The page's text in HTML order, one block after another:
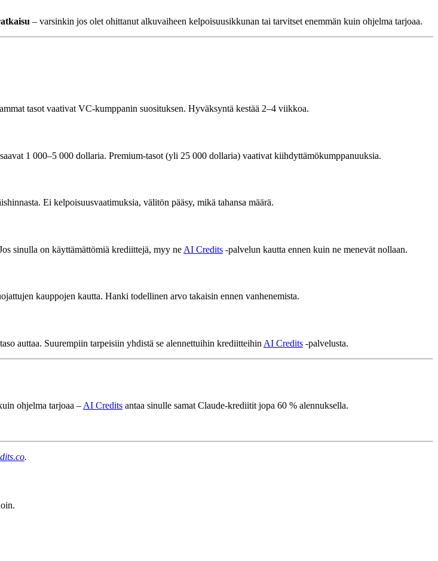
– varsinkin jos olet ohittanut alkuvaiheen kelpoisuusikkunan tai tarvitset enemmän kuin ohjelma tarjoaa.
tasot vaativat VC-kumppanin suosituksen. Hyväksyntä kestää 2–4 viikkoa.
1 000–5 000 dollaria. Premium-tasot (yli 25 000 dollaria) vaativat kiihdyttämökumppanuuksia.
Ei kelpoisuusvaatimuksia, välitön pääsy, mikä tahansa määrä.
sinulla on käyttämättömiä krediittejä, myy ne AI Credits -palvelun kautta ennen kuin ne menevät nollaan.
kauppojen kautta. Hanki todellinen arvo takaisin ennen vanhenemista.
auttaa. Suurempiin tarpeisiin yhdistä se alennettuihin krediitteihin AI Credits -palvelusta.
ohjelma tarjoaa –AI Credits antaa sinulle samat Claude-krediitit jopa 60 % alennuksella.
.